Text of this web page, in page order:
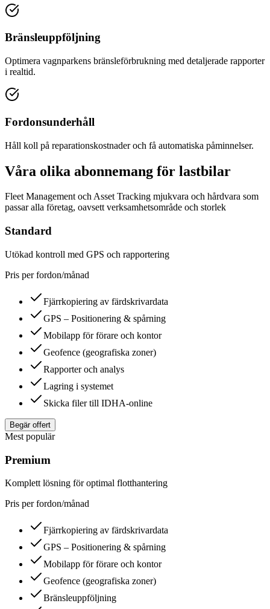
Bränsleuppföljning
Optimera vagnparkens bränsleförbrukning med detaljerade rapporter
i realtid.
Fordonsunderhåll
Håll koll på reparationskostnader och få automatiska påminnelser.
Våra olika abonnemang för lastbilar
Fleet Management och Asset Tracking mjukvara och hårdvara som
passar alla företag, oavsett verksamhetsområde och storlek
Standard
Utökad kontroll med GPS och rapportering
Pris per fordon/månad
Fjärrkopiering av färdskrivardata
GPS – Positionering & spårning
Mobilapp för förare och kontor
Geofence (geografiska zoner)
Rapporter och analys
Lagring i systemet
Skicka filer till IDHA-online
Begär offert
Mest populär
Premium
Komplett lösning för optimal flotthantering
Pris per fordon/månad
Fjärrkopiering av färdskrivardata
GPS – Positionering & spårning
Mobilapp för förare och kontor
Geofence (geografiska zoner)
Bränsleuppföljning